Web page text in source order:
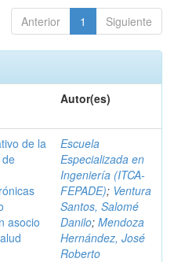
Anterior 1 Siguiente
Autor(es)
de la
asocio
Escuela
Especializada en
Ingeniería (ITCA-
FEPADE); Ventura
Santos, Salomé
Danilo; Mendoza
Hernández, José
Roberto